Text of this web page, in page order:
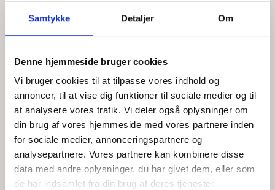
Samtykke Detaljer Om
Denne hjemmeside bruger cookies
Vi bruger cookies til at tilpasse vores indhold og
annoncer, til at vise dig funktioner til sociale medier og til
at analysere vores trafik. Vi deler også oplysninger om
din brug af vores hjemmeside med vores partnere inden
for sociale medier, annonceringspartnere og
analysepartnere. Vores partnere kan kombinere disse
data med andre oplysninger, du har givet dem, eller som
de har indsamlet fra din brug af deres tjenester.
Efternavn
Jeg accepterer behandlingen af mine personoplysninger i
henhold tilprivatlivspolitikken